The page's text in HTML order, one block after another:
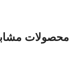
محصولات